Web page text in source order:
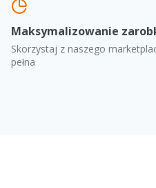
Maksymalizowanie
Skorzystaj z naszego
pełna